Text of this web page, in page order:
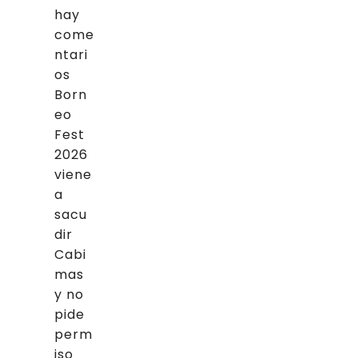
hay
come
ntari
os
Born
eo
Fest
2026
viene
a
sacu
dir
Cabi
mas
y no
pide
perm
iso